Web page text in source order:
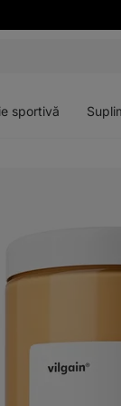
sportivă